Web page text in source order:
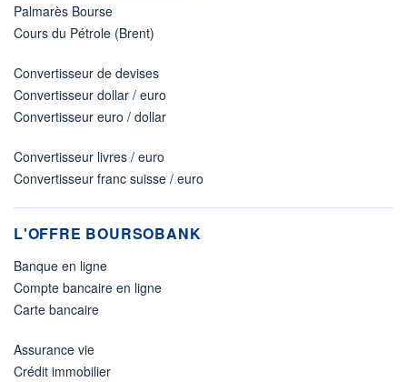
Palmarès Bourse
Cours du Pétrole (Brent)
Convertisseur de devises
Convertisseur dollar / euro
Convertisseur euro / dollar
Convertisseur livres / euro
Convertisseur franc suisse / euro
L'OFFRE BOURSOBANK
Banque en ligne
Compte bancaire en ligne
Carte bancaire
Assurance vie
Crédit immobilier